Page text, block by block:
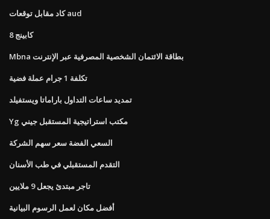
كاد مقابل توقعات aud
كابينج 8
Mbna بطاقة الائتمان الشخصية المصرفية عبر الإنترنت
تكلفة 1 جرام عملة فضية
تمديد ساعات التداول باراماتا ويستفيلد
Yg مكتب استراتيجية المستقبل جيني
السعي الفضة سعر سهم الشركة
التقدم المستقبلي في طب الأسنان
تاجر مبتدئ يجعل 9 ملايين
أفضل مكان لعمل الرسوم البيانية